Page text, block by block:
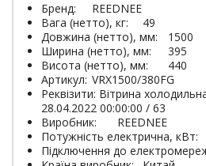
Бренд:
REEDNEE
Вага (нетто), кг:
49
Довжина (нетто), мм:
1500
Ширина (нетто), мм:
395
Висота (нетто), мм:
440
Артикул: VRX1500/380FG
Реквізити: Вітрина
28.04.2022 00:00:00 / 63
Виробник:
REEDNEE
Потужність електрична, кВт:
Підключення до